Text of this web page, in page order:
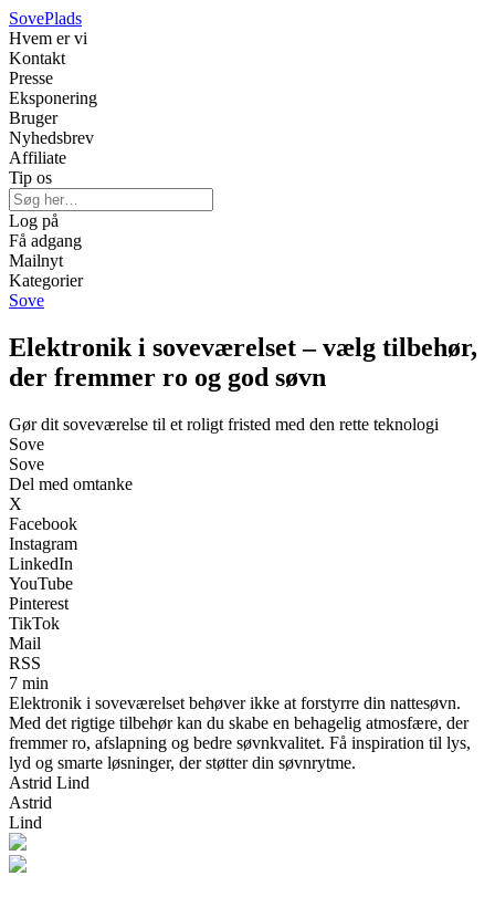
SovePlads
Hvem er vi
Kontakt
Presse
Eksponering
Bruger
Nyhedsbrev
Affiliate
Tip os
Log på
Få adgang
Mailnyt
Kategorier
Sove
Elektronik i soveværelset – vælg tilbehør,
der fremmer ro og god søvn
Gør dit soveværelse til et roligt fristed med den rette teknologi
Sove
Sove
Del med omtanke
X
Facebook
Instagram
LinkedIn
YouTube
Pinterest
TikTok
Mail
RSS
7 min
Elektronik i soveværelset behøver ikke at forstyrre din nattesøvn.
Med det rigtige tilbehør kan du skabe en behagelig atmosfære, der
fremmer ro, afslapning og bedre søvnkvalitet. Få inspiration til lys,
lyd og smarte løsninger, der støtter din søvnrytme.
Astrid Lind
Astrid
Lind